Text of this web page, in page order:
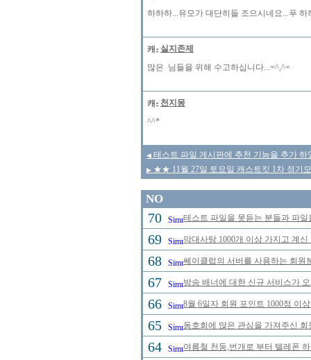
하하하...유모가 대단히들 조으시네요...푸 하
실지존제
많은 님들을 위해 수고하십니다...=^,^=
천지몽
^^*
◀ 테스트 파일 게시판에 추천 기능을 추가
▶ ★★ 11월 27일 토요일 캐스트킷 1차 정기
NO
70 테스트 파일을 못듣는 분들과 파
69 막대사탕 1000개 이상 가지고 계
68 쎄이클럽의 서버를 사용하는 회
67 방송 배너에 대한 신규 서비스가
66 8월 6일자 회원 포인트 1000점 이
65 동호회에 많은 관심을 가져주신
64 여름철 천둥,번개로 부터 텔레폰